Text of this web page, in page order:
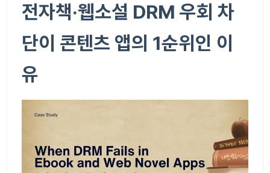
전자책·웹소설 DRM 우회 차
단이 콘텐츠 앱의 1순위인 이
유